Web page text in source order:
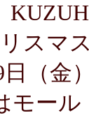
マ
（金
ル